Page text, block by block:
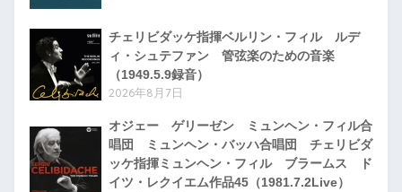
チェリビダッケ指揮ベルリン・フィル ルデ
ィ・シュテファン 管弦楽のための音楽
（1949.5.9録音）
2026年8月7日
オジェー ゲリーゼン ミュンヘン・フィル合
唱団 ミュンヘン・バッハ合唱団 チェリビダ
ッケ指揮ミュンヘン・フィル ブラームス ド
イツ・レクイエム作品45（1981.7.2Live）